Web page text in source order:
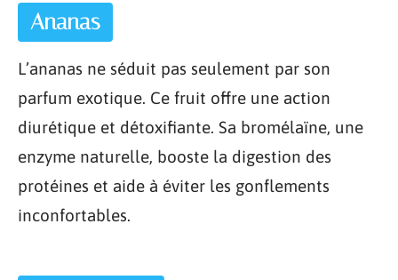
Ananas
L’ananas ne séduit pas seulement par son
parfum exotique. Ce fruit offre une action
diurétique et détoxifiante. Sa bromélaïne, une
enzyme naturelle, booste la digestion des
protéines et aide à éviter les gonflements
inconfortables.